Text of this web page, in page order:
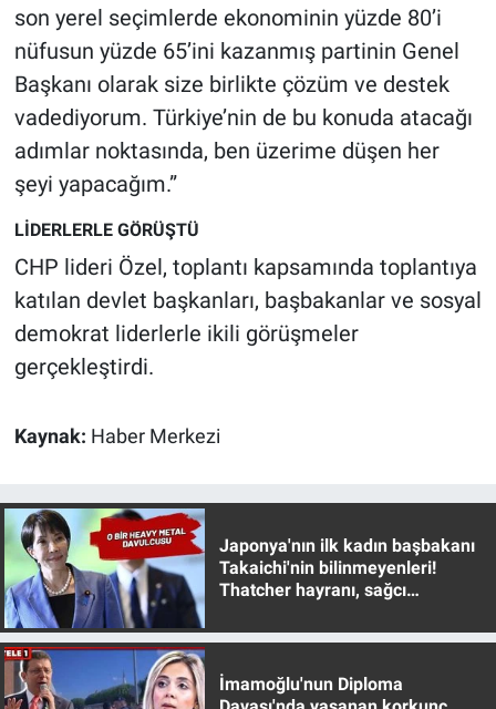
son yerel seçimlerde ekonominin yüzde 80’i
nüfusun yüzde 65’ini kazanmış partinin Genel
Başkanı olarak size birlikte çözüm ve destek
vadediyorum. Türkiye’nin de bu konuda atacağı
adımlar noktasında, ben üzerime düşen her
şeyi yapacağım.”
LİDERLERLE GÖRÜŞTÜ
CHP lideri Özel, toplantı kapsamında toplantıya
katılan devlet başkanları, başbakanlar ve sosyal
demokrat liderlerle ikili görüşmeler
gerçekleştirdi.
Kaynak: Haber Merkezi
Japonya'nın ilk kadın başbakanı
Takaichi'nin bilinmeyenleri!
Thatcher hayranı, sağcı
İmamoğlu'nun Diploma